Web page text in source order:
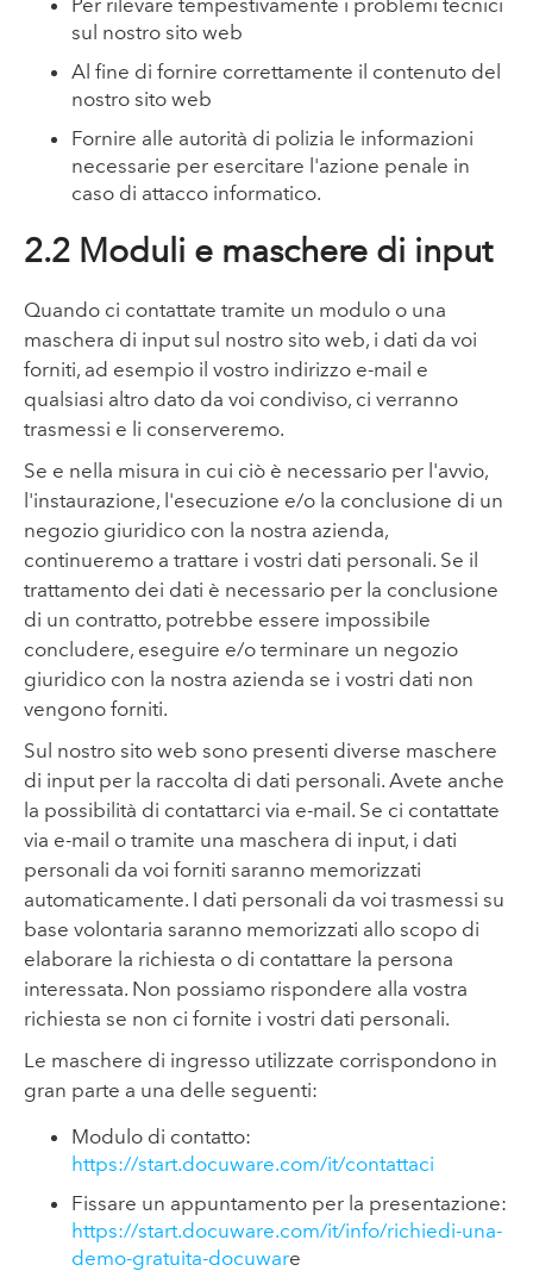
sul nostro sito web
Al fine di fornire correttamente il contenuto del
nostro sito web
Fornire alle autorità di polizia le informazioni
necessarie per esercitare l'azione penale in
caso di attacco informatico.
2.2 Moduli e maschere di input
Quando ci contattate tramite un modulo o una
maschera di input sul nostro sito web, i dati da voi
forniti, ad esempio il vostro indirizzo e-mail e
qualsiasi altro dato da voi condiviso, ci verranno
trasmessi e li conserveremo.
Se e nella misura in cui ciò è necessario per l'avvio,
l'instaurazione, l'esecuzione e/o la conclusione di un
negozio giuridico con la nostra azienda,
continueremo a trattare i vostri dati personali. Se il
trattamento dei dati è necessario per la conclusione
di un contratto, potrebbe essere impossibile
concludere, eseguire e/o terminare un negozio
giuridico con la nostra azienda se i vostri dati non
vengono forniti.
Sul nostro sito web sono presenti diverse maschere
di input per la raccolta di dati personali. Avete anche
la possibilità di contattarci via e-mail. Se ci contattate
via e-mail o tramite una maschera di input, i dati
personali da voi forniti saranno memorizzati
automaticamente. I dati personali da voi trasmessi su
base volontaria saranno memorizzati allo scopo di
elaborare la richiesta o di contattare la persona
interessata. Non possiamo rispondere alla vostra
richiesta se non ci fornite i vostri dati personali.
Le maschere di ingresso utilizzate corrispondono in
gran parte a una delle seguenti:
Modulo di contatto:
https://start.docuware.com/it/contattaci
Fissare un appuntamento per la presentazione:
https://start.docuware.com/it/info/richiedi-una-
demo-gratuita-docuware